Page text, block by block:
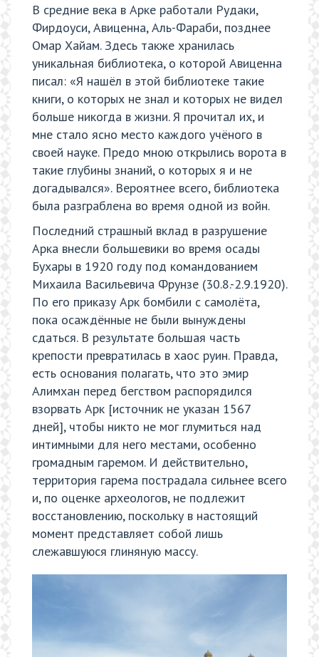
В средние века в Арке работали Рудаки,
Фирдоуси, Авиценна, Аль-Фараби, позднее
Омар Хайам. Здесь также хранилась
уникальная библиотека, о которой Авиценна
писал: «Я нашёл в этой библиотеке такие
книги, о которых не знал и которых не видел
больше никогда в жизни. Я прочитал их, и
мне стало ясно место каждого учёного в
своей науке. Предо мною открылись ворота в
такие глубины знаний, о которых я и не
догадывался». Вероятнее всего, библиотека
была разграблена во время одной из войн.
Последний страшный вклад в разрушение
Арка внесли большевики во время осады
Бухары в 1920 году под командованием
Михаила Васильевича Фрунзе (30.8.-2.9.1920).
По его приказу Арк бомбили с самолёта,
пока осаждённые не были вынуждены
сдаться. В результате большая часть
крепости превратилась в хаос руин. Правда,
есть основания полагать, что это эмир
Алимхан перед бегством распорядился
взорвать Арк [источник не указан 1567
дней], чтобы никто не мог глумиться над
интимными для него местами, особенно
громадным гаремом. И действительно,
территория гарема пострадала сильнее всего
и, по оценке археологов, не подлежит
восстановлению, поскольку в настоящий
момент представляет собой лишь
слежавшуюся глиняную массу.